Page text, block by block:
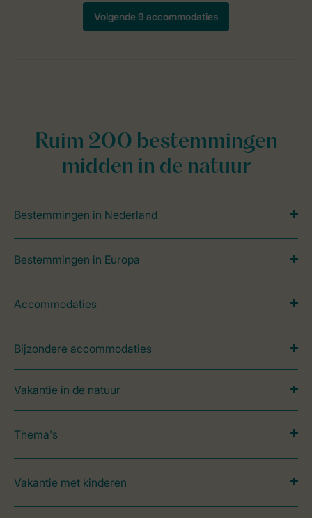
Ruim 200 bestemmingen
midden in de natuur
Bestemmingen in Nederland
Bestemmingen in Europa
Accommodaties
Bijzondere accommodaties
Vakantie in de natuur
Thema's
Vakantie met kinderen